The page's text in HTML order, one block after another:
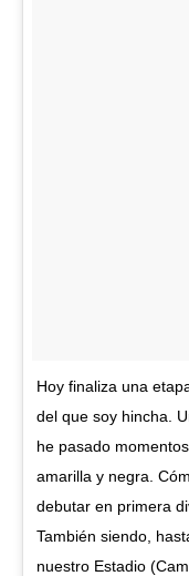
Hoy finaliza una
del que soy hincha.
he pasado
amarilla y negra.
debutar en primera
También siendo,
nuestro Estadio